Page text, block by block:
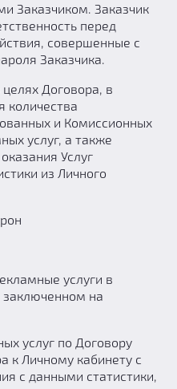
Заказчиком. Заказчик
перед
совершенные с
Заказчика.
Договора, в
количества
и Комиссионных
услуг, а также
Услуг
из Личного
услуги в
заключенном на
услуг по Договору
к Личному кабинету с
с данными статистики,